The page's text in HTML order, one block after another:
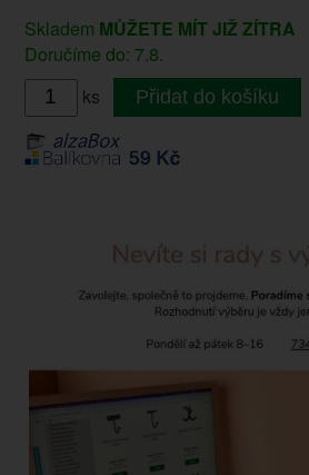
Skladem MŮŽETE MÍT JIŽ ZÍTRA
Doručíme do: 7.8.
ks
Přidat do košíku